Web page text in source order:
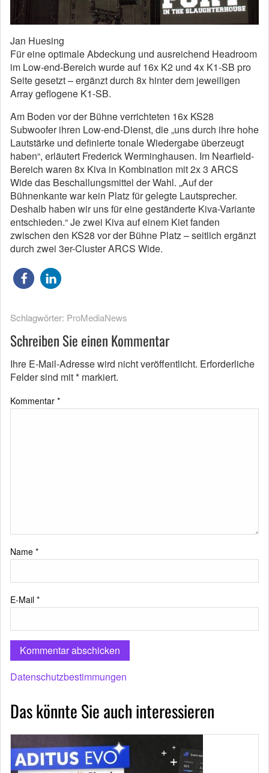
Jan Huesing
Für eine optimale Abdeckung und ausreichend Headroom
im Low-end-Bereich wurde auf 16x K2 und 4x K1-SB pro
Seite gesetzt – ergänzt durch 8x hinter dem jeweiligen
Array geflogene K1-SB.
Am Boden vor der Bühne verrichteten 16x KS28
Subwoofer ihren Low-end-Dienst, die „uns durch ihre hohe
Lautstärke und definierte tonale Wiedergabe überzeugt
haben“, erläutert Frederick Werminghausen. Im Nearfield-
Bereich waren 8x Kiva in Kombination mit 2x 3 ARCS
Wide das Beschallungsmittel der Wahl. „Auf der
Bühnenkante war kein Platz für gelegte Lautsprecher.
Deshalb haben wir uns für eine geständerte Kiva-Variante
entschieden.“ Je zwei Kiva auf einem Kiet fanden
zwischen den KS28 vor der Bühne Platz – seitlich ergänzt
durch zwei 3er-Cluster ARCS Wide.
Schlagwörter: ProMediaNews
Schreiben Sie einen Kommentar
Ihre E-Mail-Adresse wird nicht veröffentlicht. Erforderliche
Felder sind mit* markiert.
Kommentar *
Name *
E-Mail *
Datenschutzbestimmungen
Das könnte Sie auch interessieren